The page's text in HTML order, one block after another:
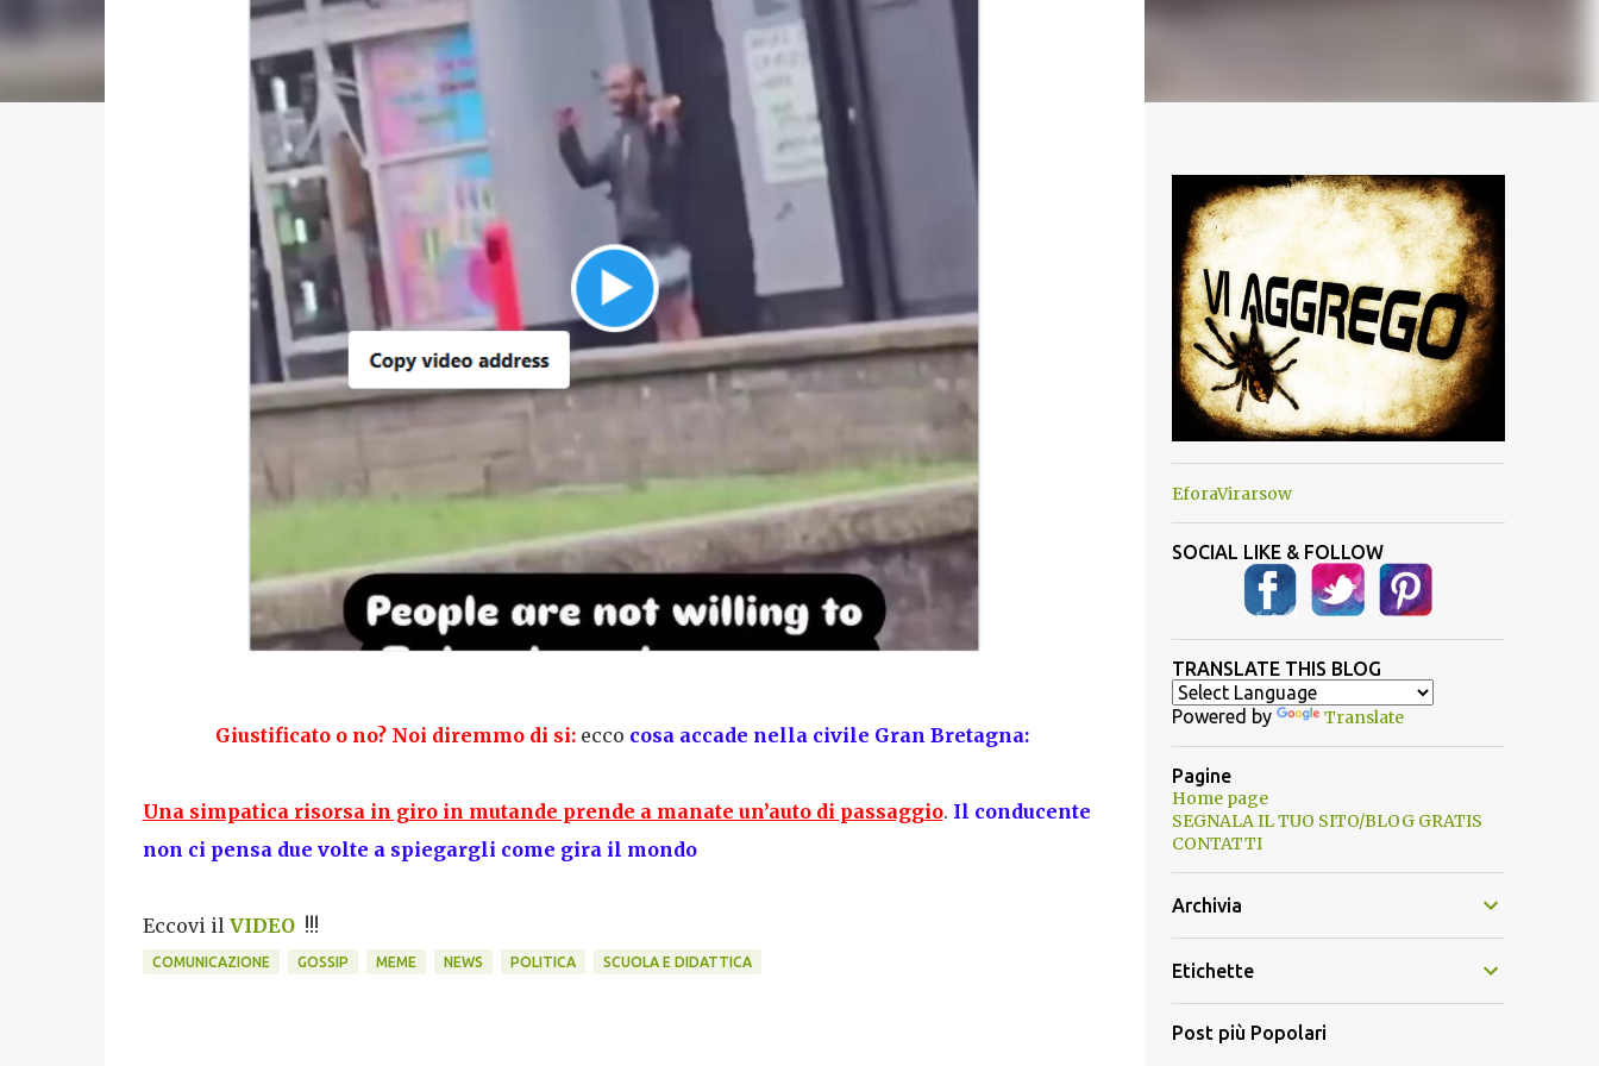
Giustificato o no? Noi diremmo di si:ecco cosa accade nella civile Gran Bretagna:
Una simpatica risorsa in giro in mutande prende a manate un’auto di passaggio. Il conducente
non ci pensa due volte a spiegargli come gira il mondo
Eccovi il VIDEO!!!
COMUNICAZIONE GOSSIP MEME NEWS POLITICA SCUOLA E DIDATTICA
EforaVirarsow
SOCIAL LIKE & FOLLOW
TRANSLATE THIS BLOG
Powered by Translate
Pagine
Home page
SEGNALA IL TUO SITO/BLOG GRATIS
CONTATTI
Archivia
Etichette
Post più Popolari